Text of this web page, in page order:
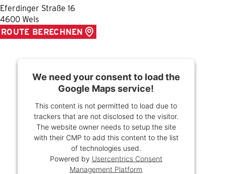
Eferdinger Straße 16
4600 Wels
ROUTE BERECHNEN
We need your consent to load the
Google Maps service!
This content is not permitted to load due to
trackers that are not disclosed to the visitor.
The website owner needs to setup the site
with their CMP to add this content to the list
of technologies used.
Powered by Usercentrics Consent
Management Platform